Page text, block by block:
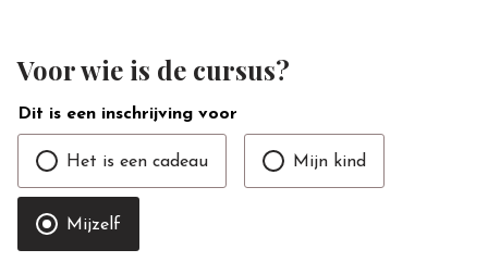
Voor wie is de cursus?
Dit is een inschrijving voor
Het is een cadeau Mijn kind
Mijzelf